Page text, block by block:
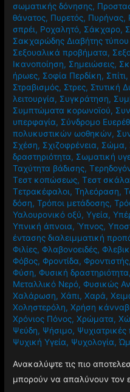
σωματικής δόνησης,
θάνατος, Πυρετός, Πυρήνας,
σπρέι, Ροχαλητό, Σάκχαρο,
Σακχαρώδης Διαβήτης τύπου
Σεξουαλικά προβήματα,
Ικανοποίηση, Σημειώσεις,
ήρωες, Σοφία Περδίκη, Σπίτι,
Στραβισμός, Στρες, Στυτική
λειτουργία, Συγκράτηση,
Συμπτώματα κορωνοϊού,
υπερφαγία, Σύνδρομο
πολυκυστικών ωοθηκών,
Σχέση, Σχιζοφρένεια, Σώμα,
δραστηριότητα, Σωματική
Ταχύτητα βάδισης,
Τεστ κοπώσεως,Τεστ
Τετρακέφαλοι,Τηλεόραση,
δόση,Τρόποι μετάδοσης,
Υαλουρονικό οξύ,Υγεία,
Υπνική άπνοια,Ύπνος,
έντασης διαλειμματική
Φιλίες,Φλαβονοειδές,
Φόβος,Φροντίδα,Φροντιστής
Φύση,Φυσική δραστηριότητα
Μεταλλικό Νερό,Φυσικώς
Χαλάρωση,Χάπι,Χαρά,
Χοληστερόλη,Χρήση
Χρόνιος Πόνος,Χρώματα,
Ψεύδη, Ψήσιμο, Ψυχιατρικές
Ψυχική Υγεία, Ψυχολογία,
Ανακαλύψτε τις πιο
μπορούν να απαλύνουν τον